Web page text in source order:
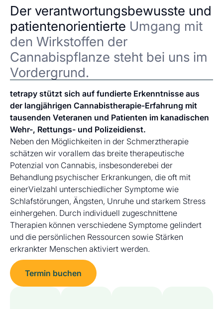
Der verantwortungsbewusste und
patientenorientierte Umgang mit
den Wirkstoffen der
Cannabispflanze steht bei uns im
Vordergrund.
tetrapy stützt sich auf fundierte Erkenntnisse aus
der langjährigen Cannabistherapie-Erfahrung mit
tausenden Veteranen und Patienten im kanadischen
Wehr-, Rettungs- und Polizeidienst.
Neben den Möglichkeiten in der Schmerztherapie
schätzen wir vorallem das breite therapeutische
Potenzial von Cannabis, insbesonderebei der
Behandlung psychischer Erkrankungen, die oft mit
einerVielzahl unterschiedlicher Symptome wie
Schlafstörungen, Ängsten, Unruhe und starkem Stress
einhergehen. Durch individuell zugeschnittene
Therapien können verschiedene Symptome gelindert
und die persönlichen Ressourcen sowie Stärken
erkrankter Menschen aktiviert werden.
Termin buchen